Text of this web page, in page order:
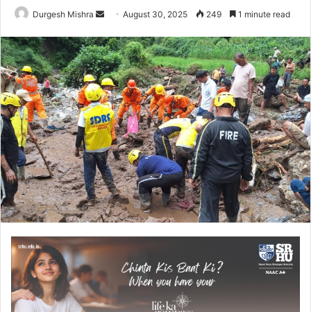
Durgesh Mishra
Send
email
August 30, 2025 249 1 minute read